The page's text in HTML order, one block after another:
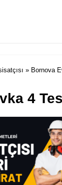
» Bornova
4